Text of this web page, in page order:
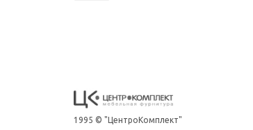
1995 © "ЦентроКомплект"